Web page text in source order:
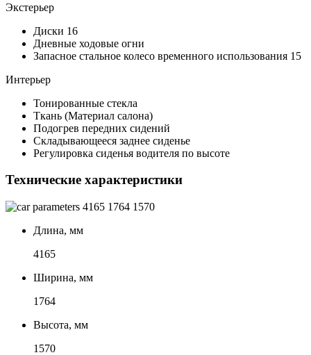
Экстерьер
Диски 16
Дневные ходовые огни
Запасное стальное колесо временного использования 15
Интерьер
Тонированные стекла
Ткань (Материал салона)
Подогрев передних сидений
Складывающееся заднее сиденье
Регулировка сиденья водителя по высоте
Технические характеристики
4165 1764 1570
Длина, мм
4165
Ширина, мм
1764
Высота, мм
1570